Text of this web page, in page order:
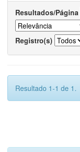
Resultados/Página
Registro(s)
Resultado 1-1 de 1.